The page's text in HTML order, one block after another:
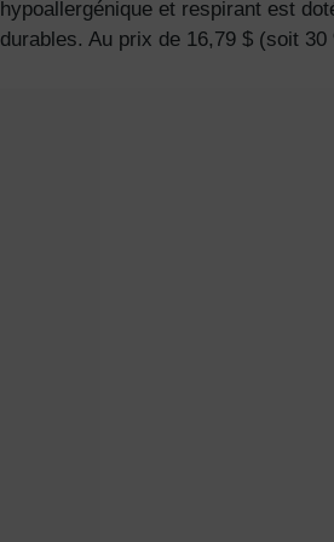
hypoallergénique et respirant est
durables. Au prix de 16,79 $ (soit